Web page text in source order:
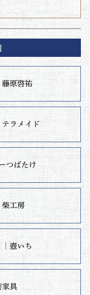
藤原啓祐
テラメイド
つばたけ
柴工房
壺いち
家具